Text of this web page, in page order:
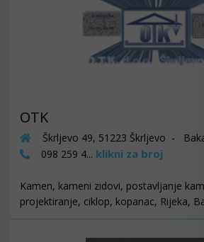
OTK
Škrljevo 49, 51223 Škrljevo -
098 259 4... klikni za broj
Kamen, kameni zidovi, postavljanje
projektiranje, ciklop, kopanac, Rijeka,